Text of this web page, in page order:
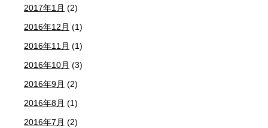
2017年1月 (2)
2016年12月 (1)
2016年11月 (1)
2016年10月 (3)
2016年9月 (2)
2016年8月 (1)
2016年7月 (2)